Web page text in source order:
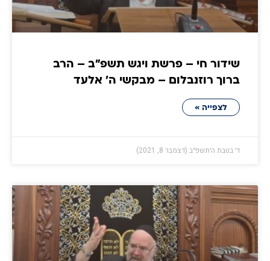
שידור חי – פרשת ויגש תשפ"ב – הרב
ברוך רוזנבלום – מבקשי ה' אלעד
לצפייה »
ד׳ בטבת ה׳תשפ״ב (דצמבר 8, 2021)